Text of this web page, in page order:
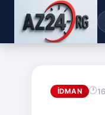
İDMAN